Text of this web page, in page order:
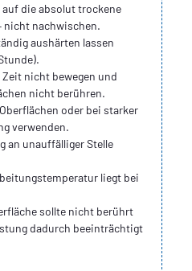
die absolut trockene
nicht nachwischen.
aushärten lassen
nicht bewegen und
nicht berühren.
oder bei starker
verwenden.
an unauffälliger Stelle
liegt bei
sollte nicht berührt
dadurch beeinträchtigt